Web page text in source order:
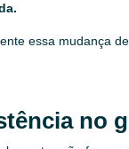
essa mudança
no